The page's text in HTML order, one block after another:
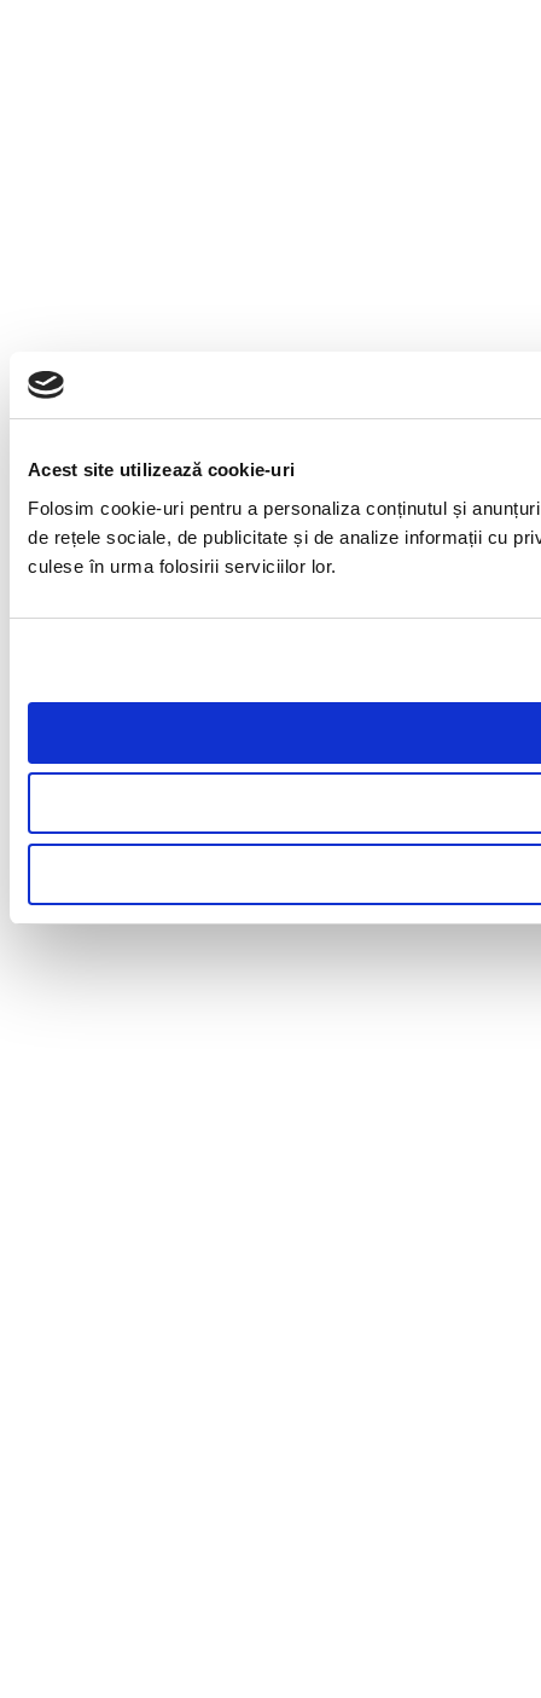
Acest site utilizează cookie-uri
Folosim cookie-uri pentru a personaliza conținutul și
de rețele sociale, de publicitate și de analize informații cu
culese în urma folosirii serviciilor lor.